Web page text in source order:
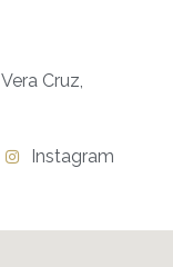
Cruz,
Instagram